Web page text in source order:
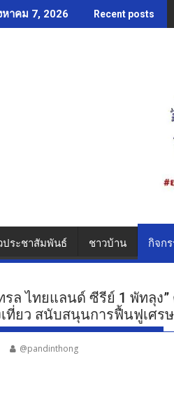
หาคม 7, 2026 Recent posts
ประชาสัมพันธ์ ชาวบ้าน กิจก
รล ไทยแลนด์ ซีรีย์ 1 พัทลุง
ที่ยว สนับสนุนการฟื้นฟูเศร
@pandinthong